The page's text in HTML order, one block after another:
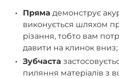
Пряма демонструє
виконується шляхом
різання, тобто вам
давити на клинок вниз;
Зубчаста
пиляння матеріалів з